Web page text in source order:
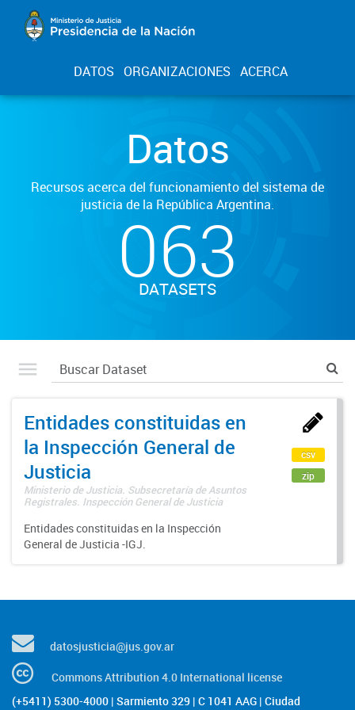
DATOS ORGANIZACIONES ACERCA
Datos
Recursos acerca del funcionamiento del sistema de
justicia de la República Argentina.
063
DATASETS
Entidades constituidas en
la Inspección General de
Justicia
Ministerio de Justicia. Subsecretaría de Asuntos
Registrales. Inspección General de Justicia
Entidades constituidas en la Inspección
General de Justicia -IGJ.
csv
zip
datosjusticia@jus.gov.ar
Commons Attribution 4.0 International license
(+5411) 5300-4000 | Sarmiento 329 | C 1041 AAG | Ciudad